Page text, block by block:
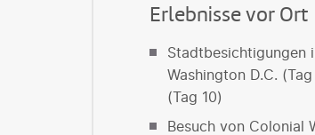
Erlebnisse vor Ort
Stadtbesichtigungen
Washington D.C.
(Tag 10)
Besuch von Colonial